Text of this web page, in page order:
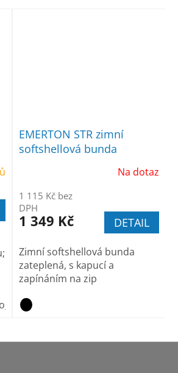
vel.62
EMERTON STR zimní
softshellová bunda
Na dotaz
1 115 Kč bez
DPH
1 349 Kč DETAIL
Zimní softshellová bunda
zateplená, s kapucí a
zapínáním na zip